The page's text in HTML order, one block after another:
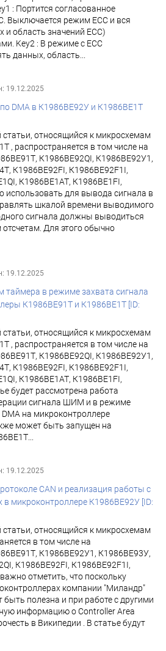
: Портится согласованное
Выключается режим ECC и вся
и область значений ЕСС)
Key2 : В режиме с ECC
данных, область...
19.12.2025
DMA в К1986ВЕ92У и К1986ВЕ1Т
относящийся к микросхемам
, распространяется в том числе на
К1986ВЕ92QI, К1986ВЕ92У1,
К1986ВЕ92FI, К1986ВЕ92F1I,
К1986ВЕ1АТ, К1986ВЕ1FI,
использовать для вывода сигнала в
шкалой времени выводимого
сигнала должны выводиться
Для этого обычно
19.12.2025
таймера в режиме захвата сигнала
К1986ВЕ91Т и К1986ВЕ1Т [ID:
относящийся к микросхемам
, распространяется в том числе на
К1986ВЕ92QI, К1986ВЕ92У1,
К1986ВЕ92FI, К1986ВЕ92F1I,
К1986ВЕ1АТ, К1986ВЕ1FI,
будет рассмотрена работа
сигнала ШИМ и в режиме
на микроконтроллере
может быть запущен на
19.12.2025
CAN и реализация работы с
микроконтроллере К1986BE92У [ID:
относящийся к микросхемам
в том числе на
К1986ВЕ92У1, К1986ВЕ93У,
К1986ВЕ92FI, К1986ВЕ92F1I,
отметить, что поскольку
компании "Миландр"
полезна и при работе с другими
информацию о Controller Area
в Википедии . В статье будут